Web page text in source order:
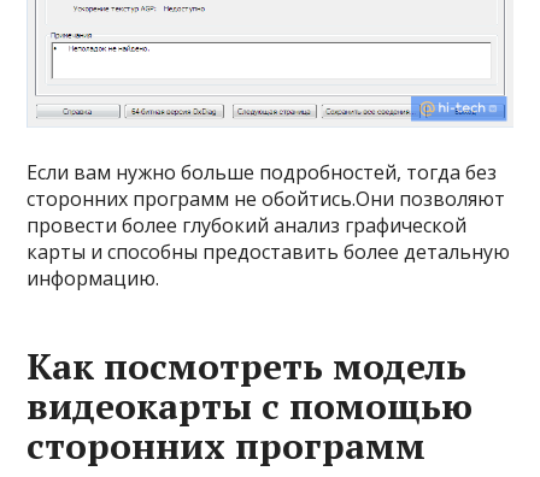
Если вам нужно больше подробностей, тогда без
сторонних программ не обойтись.Они позволяют
провести более глубокий анализ графической
карты и способны предоставить более детальную
информацию.
Как посмотреть модель
видеокарты с помощью
сторонних программ